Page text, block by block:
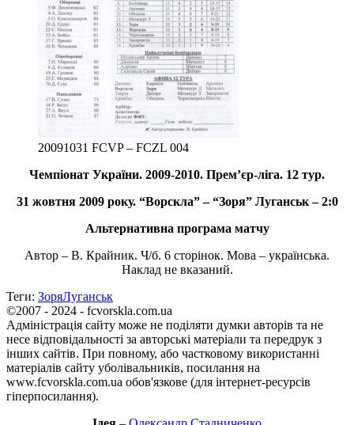
20091031 FCVP – FCZL 004
Чемпіонат України. 2009-2010. Прем’єр-ліга. 12 тур.
31 жовтня 2009 року. “Ворскла” – “Зоря” Луганськ – 2:0
Альтернативна програма матчу
Автор – В. Крайник. Ч/б. 6 сторінок. Мова – українська.
Наклад не вказаний.
Теги: ЗоряЛуганськ
©2007 - 2024 - fcvorskla.com.ua
Адміністрація сайту може не поділяти думки авторів та не
несе відповідальності за авторські матеріали та передрук з
інших сайтів. При повному, або частковому використанні
матеріалів сайту уболівальників, посилання на
www.fcvorskla.com.ua обов'язкове (для інтернет-ресурсів
гіперпосилання).